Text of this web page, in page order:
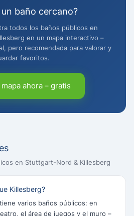
un baño cercano?
todos los baños públicos en
en un mapa interactivo –
pero recomendada para valorar y
favoritos.
ahora – gratis
en Stuttgart-Nord & Killesberg
Killesberg?
varios baños públicos: en
el área de juegos y el muro –